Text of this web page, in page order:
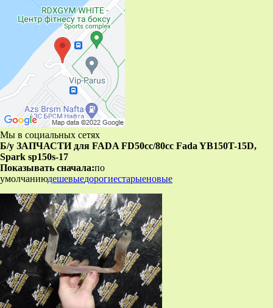
Мы в социальных сетях
Б/у ЗАПЧАСТИ для FADA FD50cc/80cc Fada YB150T-15D,
Spark sp150s-17
Показывать сначала:по
умолчаниюдешевыедорогиестарыеновые